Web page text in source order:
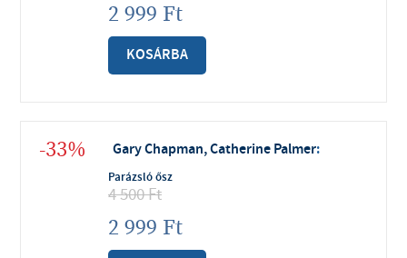
2 999 Ft
KOSÁRBA
-33% Gary Chapman, Catherine Palmer:
Parázsló ősz
4 500Ft
2 999 Ft